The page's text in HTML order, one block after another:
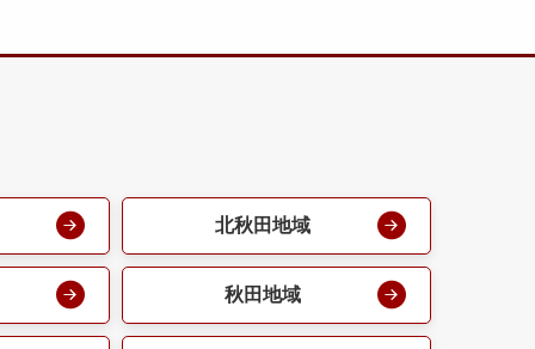
北秋田地域
秋田地域